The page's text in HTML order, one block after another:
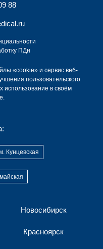
Кунцевская
Новосибирск
Красноярск
88
ПДн
«cookie» и сервис веб-
пользовательского
использование в своём